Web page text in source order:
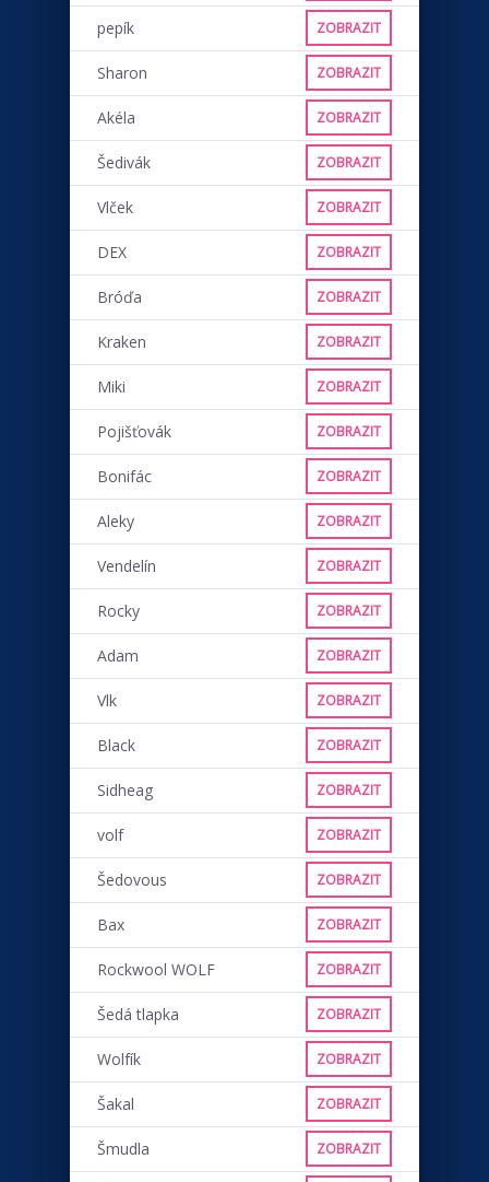
pepík ZOBRAZIT
Sharon ZOBRAZIT
Akéla ZOBRAZIT
Šedivák ZOBRAZIT
Vlček ZOBRAZIT
DEX ZOBRAZIT
Bróďa ZOBRAZIT
Kraken ZOBRAZIT
Miki ZOBRAZIT
Pojišťovák ZOBRAZIT
Bonifác ZOBRAZIT
Aleky ZOBRAZIT
Vendelín ZOBRAZIT
Rocky ZOBRAZIT
Adam ZOBRAZIT
Vlk ZOBRAZIT
Black ZOBRAZIT
Sidheag ZOBRAZIT
volf ZOBRAZIT
Šedovous ZOBRAZIT
Bax ZOBRAZIT
Rockwool WOLF ZOBRAZIT
Šedá tlapka ZOBRAZIT
Wolfík ZOBRAZIT
Šakal ZOBRAZIT
Šmudla ZOBRAZIT